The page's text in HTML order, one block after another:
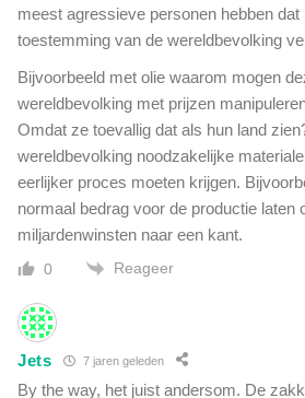
a
t
meest agressieve personen hebben dat
toestemming van de wereldbevolking
Bijvoorbeeld met olie waarom mogen
wereldbevolking met prijzen
Omdat ze toevallig dat als hun land
wereldbevolking noodzakelijke
eerlijker proces moeten krijgen.
normaal bedrag voor de productie laten
miljardenwinsten naar een kant.
0 Reageer
Jets 7 jaren geleden
By the way, het juist andersom. De